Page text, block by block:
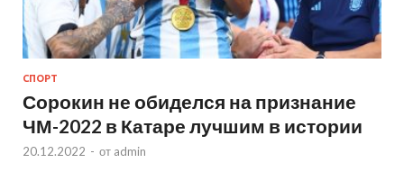
СПОРТ
Сорокин не обиделся на признание
ЧМ-2022 в Катаре лучшим в истории
20.12.2022 - от admin